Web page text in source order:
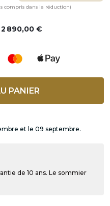
compris dans la réduction)
2 890,00 €
PANIER
et le 09 septembre.
de 10 ans. Le sommier